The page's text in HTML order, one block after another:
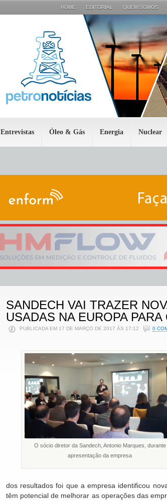
HOME EDITORIAL QUEM SOMOS
Entrevistas Óleo & Gás Energia Nuclear
SANDECH VAI TRAZER
USADAS NA EUROPA
PUBLICADA EM 17 DE MARÇO DE 2017 ÀS 17:12 0
O sócio diretor da Sandech, Antonio Marques, durante
apresentação da empresa
dos resultados foi que a empresa identificou
têm potencial de melhorar as operações das